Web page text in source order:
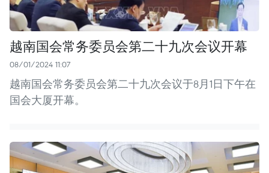
越南国会常务委员会第二十九次会议开幕
08/01/2024 11:07
越南国会常务委员会第二十九次会议于8月1日下午在
国会大厦开幕。